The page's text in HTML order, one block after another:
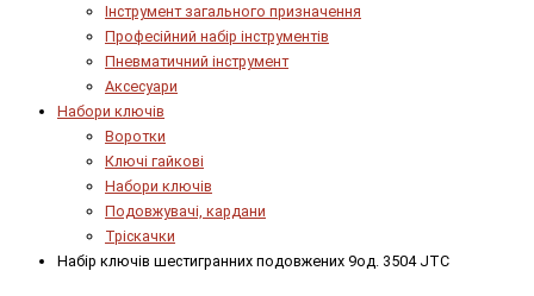
Інструмент загального призначення
Професійний набір інструментів
Пневматичний інструмент
Аксесуари
Набори ключів
Воротки
Ключі гайкові
Набори ключів
Подовжувачі, кардани
Тріскачки
Набір ключів шестигранних подовжених 9од. 3504 JTC